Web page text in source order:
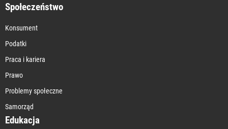
Społeczeństwo
Konsument
Podatki
Praca i kariera
Prawo
Problemy społeczne
Samorząd
Edukacja